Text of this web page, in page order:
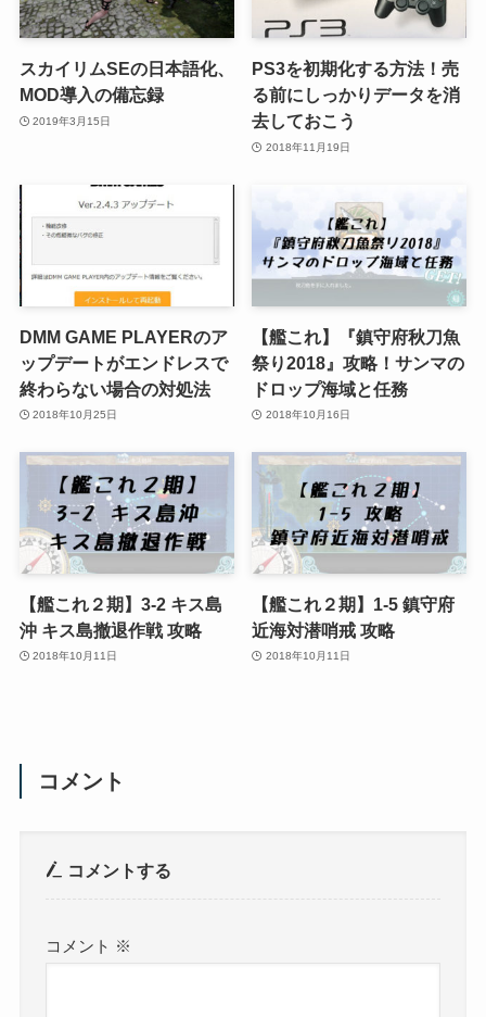
スカイリムSEの日本語化、
MOD導入の備忘録
2019年3月15日
PS3を初期化する方法！売
る前にしっかりデータを消
去しておこう
2018年11月19日
DMM GAME PLAYERのア
ップデートがエンドレスで
終わらない場合の対処法
2018年10月25日
【艦これ】『鎮守府秋刀魚
祭り2018』攻略！サンマの
ドロップ海域と任務
2018年10月16日
【艦これ２期】3-2 キス島
沖 キス島撤退作戦 攻略
2018年10月11日
【艦これ２期】1-5 鎮守府
近海対潜哨戒 攻略
2018年10月11日
コメント
コメントする
コメント ※